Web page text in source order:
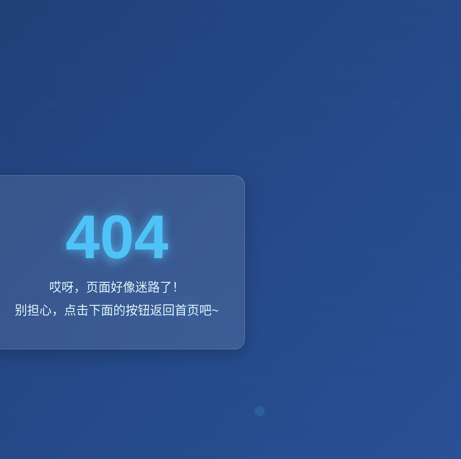
404
哎呀，页面好像迷路了！
别担心，点击下面的按钮返回首页吧~